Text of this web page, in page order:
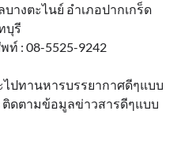
บางตะไนย์ อำเภอปากเกร็ด
บุรี
ท์ : 08-5525-9242
ปทานหารบรรยากาศดีๆแบบ
ดตามข้อมูลข่าวสารดีๆแบบ